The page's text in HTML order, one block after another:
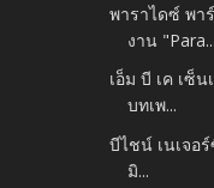
พาราไดซ์ พา
งาน "Para...
เอ็ม บี เค เซ็
บทเพ...
บีไชน์ เนเจอ
มิ...